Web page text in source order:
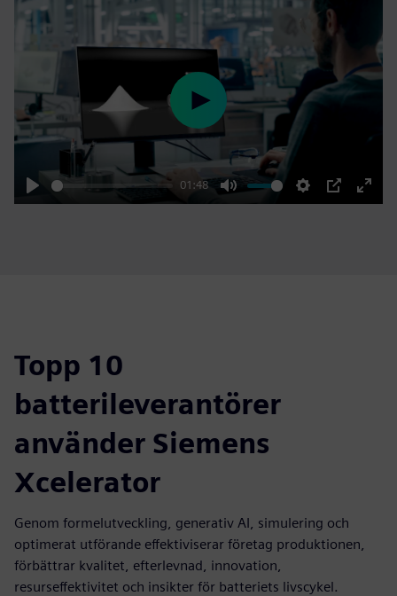
Play
01:48
Mute Settings
PIP
Enter
Play
Topp 10
batterileverantörer
använder Siemens
Xcelerator
Genom formelutveckling, generativ AI, simulering och
optimerat utförande effektiviserar företag produktionen,
förbättrar kvalitet, efterlevnad, innovation,
resurseffektivitet och insikter för batteriets livscykel.